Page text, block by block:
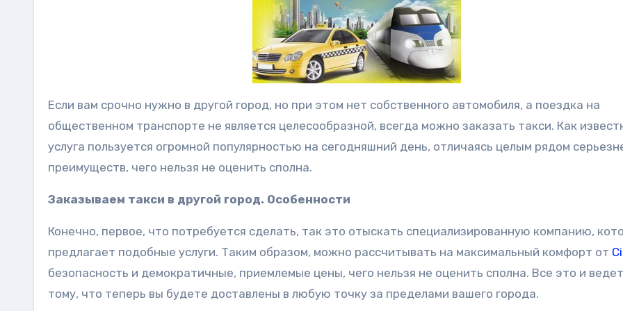
Если вам срочно нужно в другой город, но при этом нет собственного автомобиля, а поездка на
общественном транспорте не является целесообразной, всегда можно заказать такси. Как
услуга пользуется огромной популярностью на сегодняшний день, отличаясь целым рядом
преимуществ, чего нельзя не оценить сполна.
Заказываем такси в другой город. Особенности
Конечно, первое, что потребуется сделать, так это отыскать специализированную компанию,
предлагает подобные услуги. Таким образом, можно рассчитывать на максимальный комфорт от
безопасность и демократичные, приемлемые цены, чего нельзя не оценить сполна. Все это и
тому, что теперь вы будете доставлены в любую точку за пределами вашего города.